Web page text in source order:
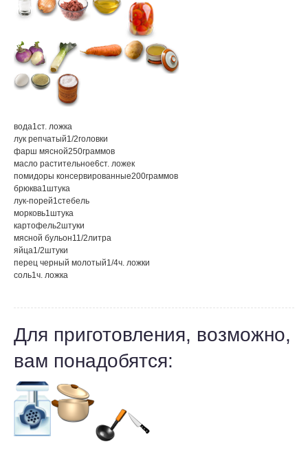
вода1ст. ложка
лук репчатый1/2головки
фарш мясной250граммов
масло растительное6ст. ложек
помидоры консервированные200граммов
брюква1штука
лук-порей1стебель
морковь1штука
картофель2штуки
мясной бульон11/2литра
яйца1/2штуки
перец черный молотый1/4ч. ложки
соль1ч. ложка
Для приготовления, возможно,
вам понадобятся: